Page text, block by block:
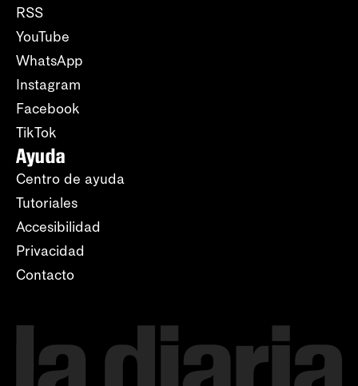
RSS
YouTube
WhatsApp
Instagram
Facebook
TikTok
Ayuda
Centro de ayuda
Tutoriales
Accesibilidad
Privacidad
Contacto